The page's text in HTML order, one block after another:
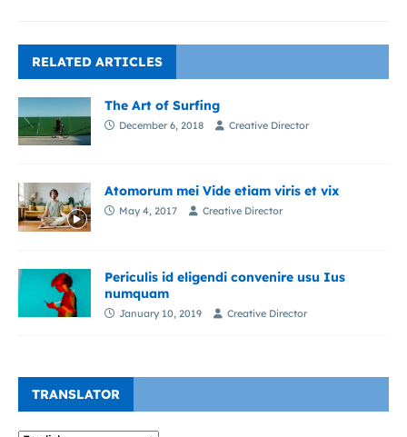
RELATED ARTICLES
The Art of Surfing
December 6, 2018 Creative Director
Atomorum mei Vide etiam viris et vix
May 4, 2017 Creative Director
Periculis id eligendi convenire usu Ius
numquam
January 10, 2019 Creative Director
TRANSLATOR